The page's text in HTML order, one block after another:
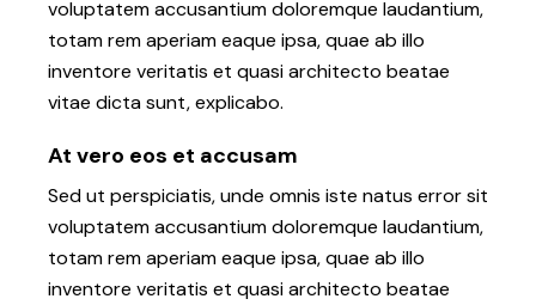
voluptatem accusantium doloremque laudantium,
totam rem aperiam eaque ipsa, quae ab illo
inventore veritatis et quasi architecto beatae
vitae dicta sunt, explicabo.
At vero eos et accusam
Sed ut perspiciatis, unde omnis iste natus error sit
voluptatem accusantium doloremque laudantium,
totam rem aperiam eaque ipsa, quae ab illo
inventore veritatis et quasi architecto beatae